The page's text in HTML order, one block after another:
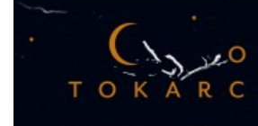
KNYGOS PIGIAU
Išparduota
Grožinė literatūra
Lietuvių autorių literatūra
Užsienio autorių literatūra
Trileriai, detektyvai